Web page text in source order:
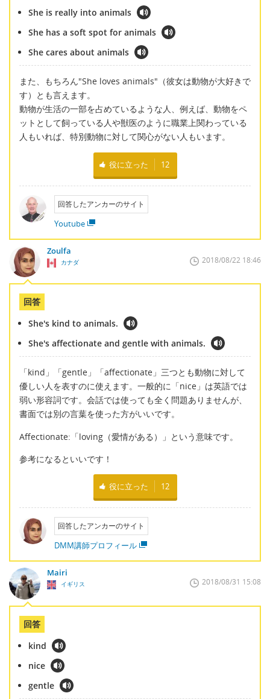
She is really into animals
She has a soft spot for animals
She cares about animals
また、もちろん"She loves animals"（彼女は動物が大好きで
す）とも言えます。
動物が生活の一部を占めているような人、例えば、動物をペ
ットとして飼っている人や獣医のように職業上関わっている
人もいれば、特別動物に対して関心がない人もいます。
役に立った 12
回答したアンカーのサイト
Youtube
Zoulfa
カナダ 2018/08/22 18:46
回答
She's kind to animals.
She's affectionate and gentle with animals.
「kind」「gentle」「affectionate」三つとも動物に対して
優しい人を表すのに使えます。一般的に「nice」は英語では
弱い形容詞です。会話では使っても全く問題ありませんが、
書面では別の言葉を使った方がいいです。
Affectionate:「loving（愛情がある）」という意味です。
参考になるといいです！
役に立った 12
回答したアンカーのサイト
DMM講師プロフィール
Mairi
イギリス 2018/08/31 15:08
回答
kind
nice
gentle